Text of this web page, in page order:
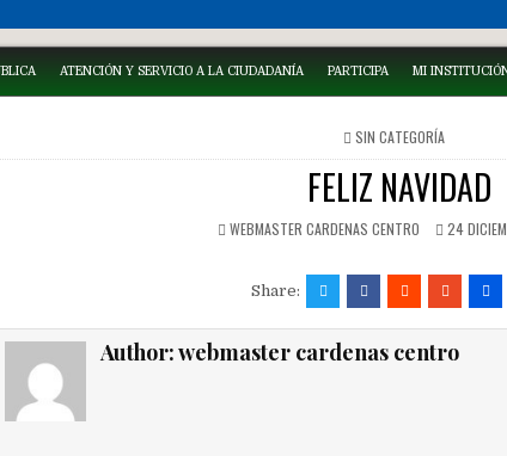
ATENCIÓN Y SERVICIO A LA CIUDADANÍA PARTICIPA MI
POSTED
IN
SIN CATEGORÍA
FELIZ NAVIDAD
WEBMASTER CARDENAS CENTRO 24
Share:
Author:webmaster cardenas centro